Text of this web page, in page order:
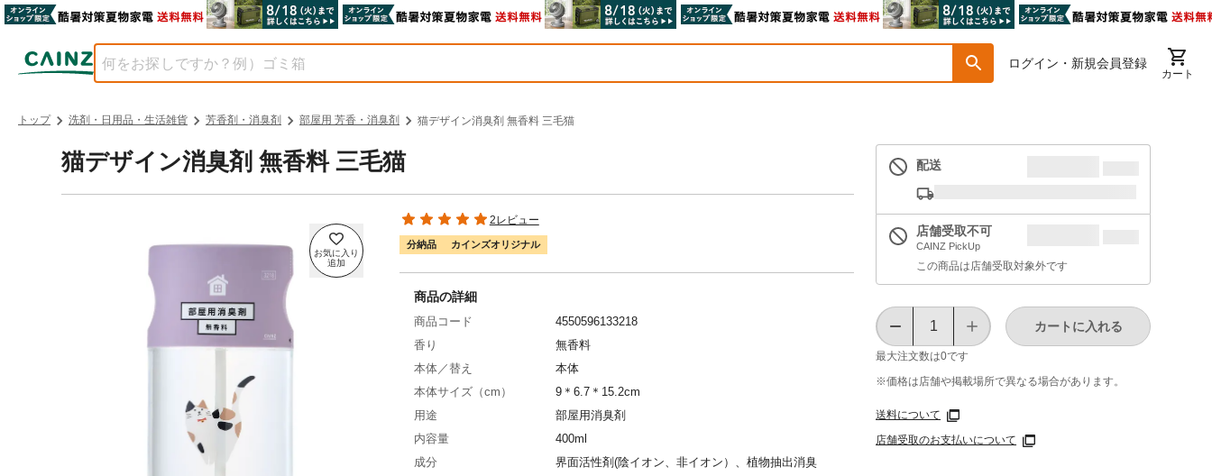
ログイン・新規会員登録
カート
トップ 洗剤・日用品・生活雑貨 芳香剤・消臭剤 部屋用 芳香・消臭剤 猫デザイン消臭剤 無香料 三毛猫
猫デザイン消臭剤 無香料 三毛猫
2レビュー
分納品 カインズオリジナル
配送
店舗受取不可
CAINZ PickUp
この商品は店舗受取対象外です
最大注文数は0です
カートに入れる
※価格は​店舗や​掲載場所で​異なる​場合が​あります。
送料について
店舗受取のお支払いについて
商品の詳細
商品コード
4550596133218
香り
無香料
本体／替え
本体
本体サイズ（cm）
9＊6.7＊15.2cm
用途
部屋用消臭剤
内容量
400ml
成分
界面活性剤(陰イオン、非イオン）、植物抽出消臭